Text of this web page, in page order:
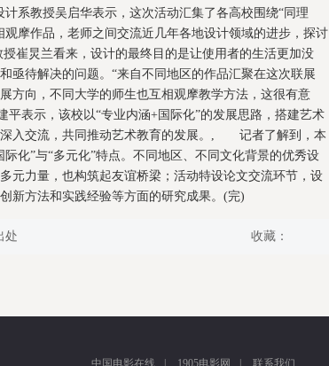
系教授吴启华表示，这次活动汇集了各高校围绕“同理
摩作品，老师之间交流近几年各地设计领域的进步，探讨
炅兰看来，设计的最终目的是让使用者的生活更加没
亟待解决的问题。“来自不同地区的作品汇聚在这次联展
方向，不同大学的师生也互相观摩教学方法，这很有意
表示，该校以“专业内涵+国际化”的发展思路，搭建艺术
深入交流，共同推动艺术教育的发展。, 记者了解到，本
化”与“多元化”特点。不同地区、不同文化背景的优秀设
元力量，也构筑起友谊桥梁；活动特设论文交流环节，设
新方法和实践经验等方面的研究成果。(完)
处 收藏：
中国电影在线 1905电影网 联系我们